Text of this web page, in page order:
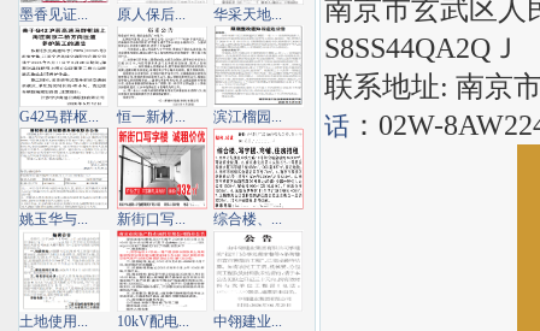
南京市玄武区人
S8SS44QA2QＪ
联系地址: 南京
话 ：02W-
墨香见证... 原人保后... 华采天地...
G42马群枢... 恒一新材... 滨江榴园...
姚玉华与... 新街口写... 综合楼、...
土地使用... 10kV配电... 中翎建业...